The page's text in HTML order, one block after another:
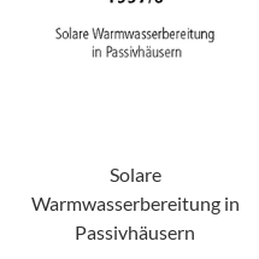
Solare
Warmwasserbereitung in
Passivhäusern